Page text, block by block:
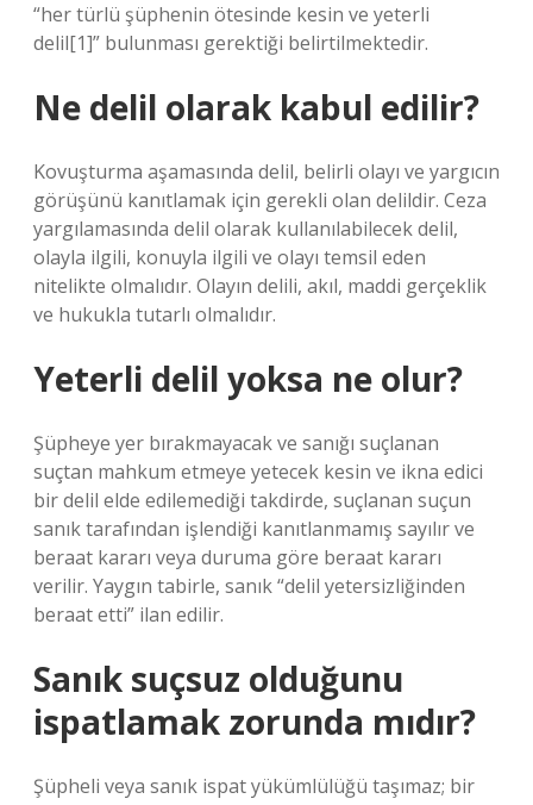
“her türlü şüphenin ötesinde kesin ve yeterli
delil[1]” bulunması gerektiği belirtilmektedir.
Ne delil olarak kabul edilir?
Kovuşturma aşamasında delil, belirli olayı ve yargıcın
görüşünü kanıtlamak için gerekli olan delildir. Ceza
yargılamasında delil olarak kullanılabilecek delil,
olayla ilgili, konuyla ilgili ve olayı temsil eden
nitelikte olmalıdır. Olayın delili, akıl, maddi gerçeklik
ve hukukla tutarlı olmalıdır.
Yeterli delil yoksa ne olur?
Şüpheye yer bırakmayacak ve sanığı suçlanan
suçtan mahkum etmeye yetecek kesin ve ikna edici
bir delil elde edilemediği takdirde, suçlanan suçun
sanık tarafından işlendiği kanıtlanmamış sayılır ve
beraat kararı veya duruma göre beraat kararı
verilir. Yaygın tabirle, sanık “delil yetersizliğinden
beraat etti” ilan edilir.
Sanık suçsuz olduğunu
ispatlamak zorunda mıdır?
Şüpheli veya sanık ispat yükümlülüğü taşımaz; bir